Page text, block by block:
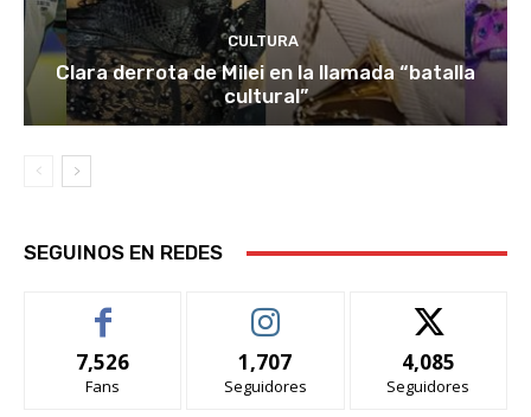
CULTURA
Clara derrota de Milei en la llamada “batalla
cultural”
SEGUINOS EN REDES
7,526
Fans
1,707
Seguidores
4,085
Seguidores